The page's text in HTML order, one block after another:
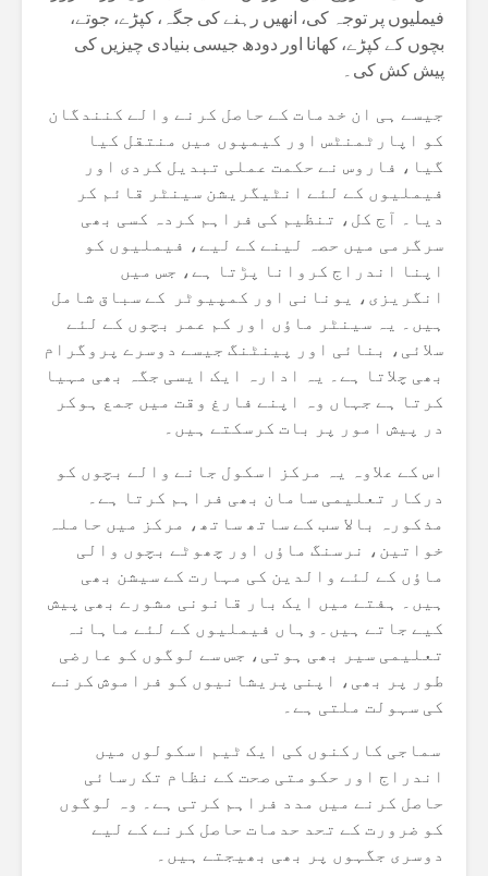
فیملیوں پر توجہ کی، انھیں رہنے کی جگہ، کپڑے، جوتے،
بچوں کے کپڑے، کھانا اور دودھ جیسی بنیادی چیزیں کی
پیش کش کی۔
جیسے ہی ان خدمات کے حاصل کرنے والے کنندگان
کو اپارٹمنٹس اور کیمپوں میں منتقل کیا
گیا، فاروس نے حکمت عملی تبدیل کردی اور
فیملیوں کے لئے انٹیگریشن سینٹر قائم کر
دیا۔ آج کل، تنظیم کی فراہم کردہ کسی بھی
سرگرمی میں حصہ لینے کے لیے، فیملیوں کو
اپنا اندراج کروانا پڑتا ہے، جس میں
انگریزی، یونانی اور کمپیوٹر کے سباق شامل
ہیں۔ یہ سینٹر ماؤں اور کم عمر بچوں کے لئے
سلائی، بنائی اور پینٹنگ جیسے دوسرے پروگرام
بھی چلاتا ہے۔ یہ ادارہ ایک ایسی جگہ بھی مہیا
کرتا ہے جہاں وہ اپنے فارغ وقت میں جمع ہوکر
در پیش امور پر بات کرسکتے ہیں۔
اس کے علاوہ یہ مرکز اسکول جانے والے بچوں کو
درکار تعلیمی سامان بھی فراہم کرتا ہے۔
مذکورہ بالا سب کے ساتھ ساتھ، مرکز میں حاملہ
خواتین، نرسنگ ماؤں اور چھوٹے بچوں والی
ماؤں کے لئے والدین کی مہارت کے سیشن بھی
ہیں۔ ہفتے میں ایک بار قانونی مشورے بھی پیش
کیے جاتے ہیں۔وہاں فیملیوں کے لئے ماہانہ
تعلیمی سیر بھی ہوتی، جس سے لوگوں کو عارضی
طور پر بھی، اپنی پریشانیوں کو فراموش کرنے
کی سہولت ملتی ہے۔
سماجی کارکنوں کی ایک ٹیم اسکولوں میں
اندراج اور حکومتی صحت کے نظام تک رسائی
حاصل کرنے میں مدد فراہم کرتی ہے۔ وہ لوگوں
کو ضرورت کے تحد حدمات حاصل کرنے کے لیے
دوسری جگہوں پر بھی بھیجتے ہیں۔